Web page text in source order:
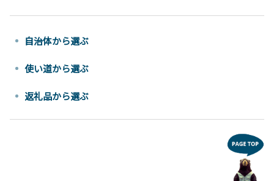
自治体から選ぶ
使い道から選ぶ
返礼品から選ぶ